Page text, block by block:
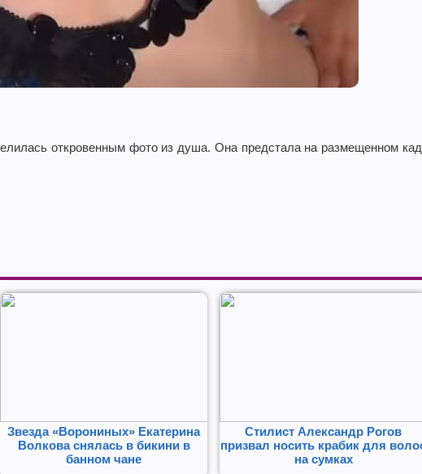
откровенным фото из душа. Она предстала на размещенном
Звезда «Ворониных» Екатерина
Волкова снялась в бикини в
банном чане
Стилист Александр Рогов
призвал носить крабик для
на сумках